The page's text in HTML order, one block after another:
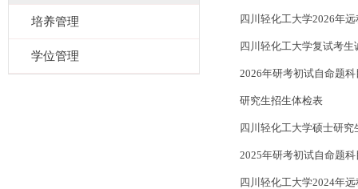
培养管理
学位管理
四川轻化工大学2026年
四川轻化工大学复试考
2026年研考初试自命题
研究生招生体检表
四川轻化工大学硕士研
2025年研考初试自命题
四川轻化工大学2024年